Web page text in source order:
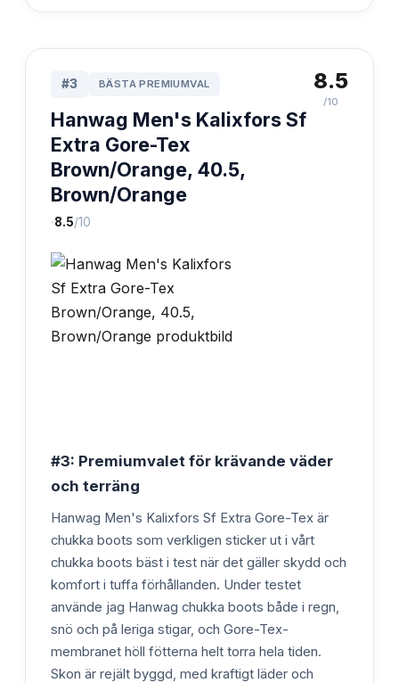
#3 BÄSTA PREMIUMVAL
Hanwag Men's Kalixfors Sf
Extra Gore-Tex
Brown/Orange, 40.5,
Brown/Orange
·8.5/10
8.5
/10
#3: Premiumvalet för krävande väder
och terräng
Hanwag Men's Kalixfors Sf Extra Gore-Tex är
chukka boots som verkligen sticker ut i vårt
chukka boots bäst i test när det gäller skydd och
komfort i tuffa förhållanden. Under testet
använde jag Hanwag chukka boots både i regn,
snö och på leriga stigar, och Gore-Tex-
membranet höll fötterna helt torra hela tiden.
Skon är rejält byggd, med kraftigt läder och